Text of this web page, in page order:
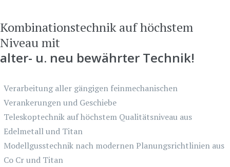
Kombinationstechnik auf höchstem
Niveau mit
alter- u. neu bewährter Technik!
Verarbeitung aller gängigen feinmechanischen
Verankerungen und Geschiebe
Teleskoptechnik auf höchstem Qualitätsniveau aus
Edelmetall und Titan
Modellgusstechnik nach modernen Planungsrichtlinien aus
Co Cr und Titan